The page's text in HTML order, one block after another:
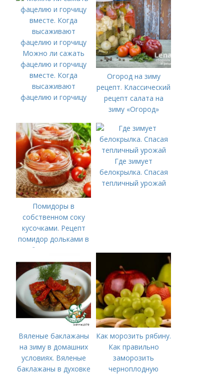
Можно ли сажать
фацелию и горчицу
вместе. Когда
высаживают
фацелию и горчицу
Огород на зиму
рецепт. Классический
рецепт салата на
зиму «Огород»
Помидоры в
собственном соку
кусочками. Рецепт
помидор дольками в
собственном соку
Где зимует
белокрылка. Спасая
тепличный урожай
Вяленые баклажаны
на зиму в домашних
условиях. Вяленые
баклажаны в духовке
Как морозить рябину.
Как правильно
заморозить
черноплодную